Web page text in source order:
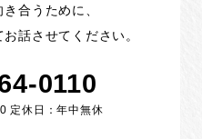
合うために、
話させてください。
0110
定休日：年中無休